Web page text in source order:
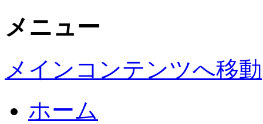
メニュー
メインコンテンツへ移動
ホーム